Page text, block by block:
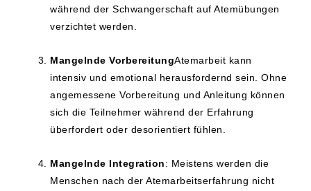
während der Schwangerschaft auf Atemübungen
verzichtet werden.
Mangelnde VorbereitungAtemarbeit kann
intensiv und emotional herausfordernd sein. Ohne
angemessene Vorbereitung und Anleitung können
sich die Teilnehmer während der Erfahrung
überfordert oder desorientiert fühlen.
Mangelnde Integration: Meistens werden die
Menschen nach der Atemarbeitserfahrung nicht